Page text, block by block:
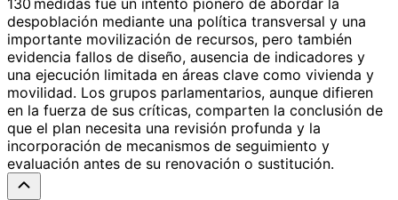
130 medidas fue un intento pionero de abordar la
despoblación mediante una política transversal y una
importante movilización de recursos, pero también
evidencia fallos de diseño, ausencia de indicadores y
una ejecución limitada en áreas clave como vivienda y
movilidad. Los grupos parlamentarios, aunque difieren
en la fuerza de sus críticas, comparten la conclusión de
que el plan necesita una revisión profunda y la
incorporación de mecanismos de seguimiento y
evaluación antes de su renovación o sustitución.